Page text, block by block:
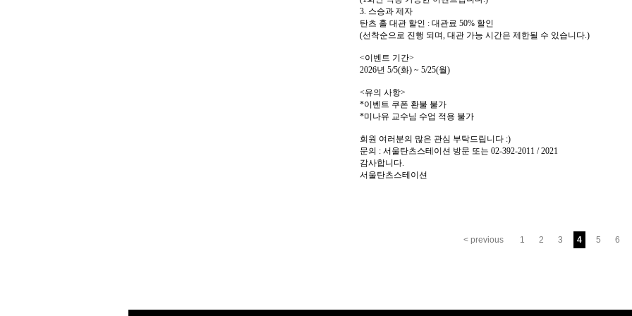
3. 스승과 제자
탄츠 홀 대관 할인 : 대관료 50% 할인
(선착순으로 진행 되며, 대관 가능 시간은 제한될 수 있습니다.)
<이벤트 기간>
2026년 5/5(화) ~ 5/25(월)
<유의 사항>
*이벤트 쿠폰 환불 불가
*미나유 교수님 수업 적용 불가
회원 여러분의 많은 관심 부탁드립니다 :)
문의 : 서울탄츠스테이션 방문 또는 02-392-2011 / 2021
감사합니다.
서울탄츠스테이션
< previous 1 2 3 4 5 6